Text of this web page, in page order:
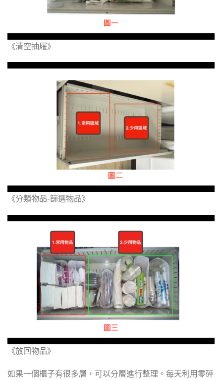
《清空抽屜》
《分類物品-篩選物品》
《放回物品》
如果一個櫃子有很多層，可以分層進行整理。每天利用零碎